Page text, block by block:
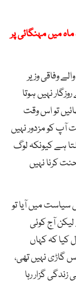
میں مہنگائی پر
وفاقی وزیر
نہیں ہوتا
تو اس وقت
آپ کو مزدور نہیں
ہے کیونکہ لوگ
کرنا نہیں
38 سال قبل میں سیاست میں آیا تو
آج کوئی
کیا کہ کہاں
گاڑی نہیں تھی،
گزار رہا